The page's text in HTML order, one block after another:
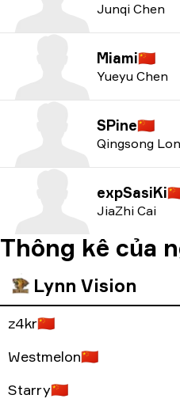
Junqi Chen
Miami🇨🇳
Yueyu Chen
SPine🇨🇳
Qingsong
expSasiKi
JiaZhi Cai
Thông kê của
Lynn Vision
z4kr🇨🇳
Westmelon🇨🇳
Starry🇨🇳